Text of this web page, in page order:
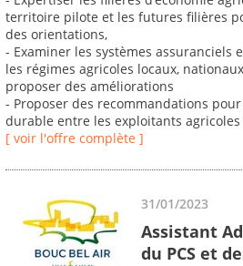
territoire pilote et les futures filières
des orientations,
- Examiner les systèmes assuranciels
les régimes agricoles locaux,
proposer des améliorations
- Proposer des recommandations
durable entre les exploitants
[ voir l'offre complète ]
31/01/2023
Assistant
du PCS et